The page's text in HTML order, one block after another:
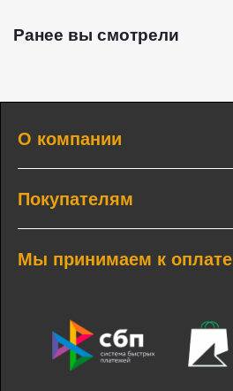
Ранее вы смотрели
О компании
Покупателям
Мы принимаем к оплате